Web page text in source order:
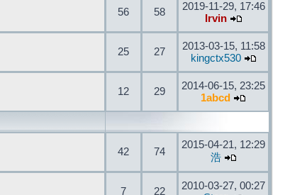
56 58
2019-11-29, 17:46
Irvin
25 27
2013-03-15, 11:58
kingctx530
12 29
2014-06-15, 23:25
1abcd
42 74
2015-04-21, 12:29
浩
7 22
2010-03-27, 00:27